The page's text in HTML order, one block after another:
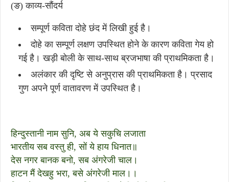
(ङ) काव्य-सौंदर्य
सम्पूर्ण कविता दोहे छंद में लिखी हुई है।
दोहे का सम्पूर्ण लक्षण उपस्थित होने के कारण कविता गेय हो
गई है। खड़ी बोली के साथ-साथ ब्रजभाषा की प्राथमिकता है।
अलंकार की दृष्टि से अनुप्रास की प्राथमिकता है। प्रसाद
गुण अपने पूर्ण वातावरण में उपस्थित है।
हिन्दुस्तानी नाम सुनि, अब ये सकुचि लजाता
भारतीय सब वस्तु ही, सों ये हाय धिनात॥
देस नगर बानक बनो, सब अंगरेजी चाल।
हाटन मैं देखहु भरा, बसे अंगरेजी माल।।